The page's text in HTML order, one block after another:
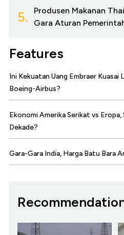
5.
Produsen Makanan
Gara Aturan
Features
Ini Kekuatan Uang Embraer Kuasai
Boeing-Airbus?
Ekonomi Amerika Serikat vs Eropa,
Dekade?
Gara-Gara India, Harga Batu Bara